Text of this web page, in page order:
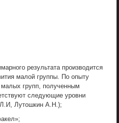
результата производится
малой группы. По опыту
малых групп, полученным
следующие уровни
Л.И, Лутошкин А.Н.);